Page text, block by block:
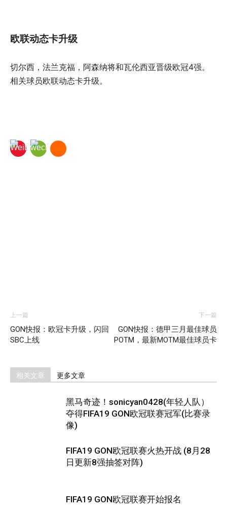
欧联动态卡升级
切尔西，法兰克福，阿森纳将和瓦伦西亚晋级欧冠4强。
相关球员欧联动态卡升级。
上一篇
GON快报：欧冠卡升级，闪回
SBC上线
下一篇
GON快报：德甲三月最佳球员
POTM，最新MOTM最佳球员卡
相关文章 更多文章
黑马奇迹！sonicyan0428(年轻人队）
夺得FIFA19 GON欧冠联赛冠军(比赛录
像)
FIFA19 GON欧冠联赛火热开战 (8月28
日更新8强抽签对阵)
FIFA19 GON欧冠联赛开始报名